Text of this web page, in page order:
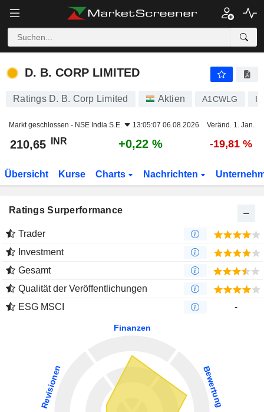
D. B. CORP LIMITED
D. B. CORP LIMITED
Ratings D. B. Corp Limited Aktien A1CWLG
Markt geschlossen - NSE India S.E. 13:05:07 06.08.2026 Veränd. 1. Jan.
210,65 INR +0,22 % -19,81 %
Übersicht Kurse Charts Nachrichten
Ratings Surperformance
Trader
Investment
Gesamt
Qualität der Veröffentlichungen
ESG MSCI
-